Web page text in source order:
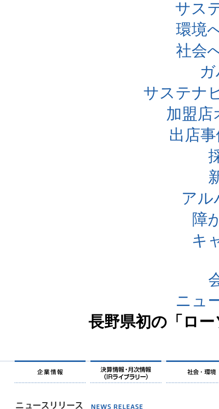
サス
環境
社会
サステナ
加盟店
出店
アル
障
キ
ニュ
長野県初の「ロ